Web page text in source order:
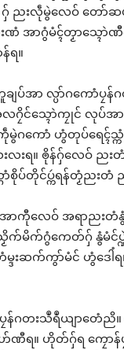
ညးလဵုမွဲလေဝ် တော်ဆ
ဏံ အာဂွံမံၚ်တၟာသ္ၚေ
ရ။
ျပ်အာ လ္ပာ်ဂကောံ
င်သ္ၚောဲကၠုင် လုပ်အာ
မွဲဂကောံ ဟွံတုပ်ရေၚ်
ရ။ ၜိုန်ဂှ်လေဝ် ညး
ာံစိုပ်တိုင်ပ္ကဴရန်တၟံညး
အာကီုလေဝ် အရာညး
က်မိက်ဂွံကေတ်ဂှ် နွံမံင်
ဒးဆက်ကွာ်မံင် ဟွံဒေ
ာ်ပၠန်ဂတးသဳရဳယျာတေံ
။ ဟိုတ်ဂှ်ရ ကၠောန်ပၠ